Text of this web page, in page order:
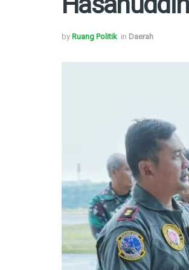
by Ruang Politik in Daerah